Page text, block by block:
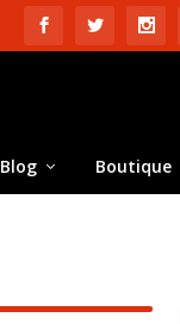
Blog Boutique